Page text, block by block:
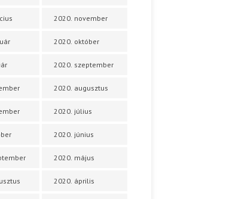
2020. november
2020. október
2020. szeptember
2020. augusztus
2020. július
2020. június
2020. május
2020. április